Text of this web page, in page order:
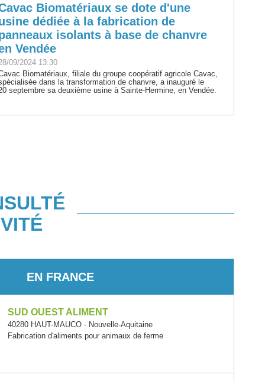
Biomatériaux se dote d'une
dédiée à la fabrication de
isolants à base de chanvre
Vendée
09/2024 13:30
Biomatériaux, filiale du groupe coopératif agricole Cavac,
dans la transformation de chanvre, a inauguré le
septembre sa deuxième usine à Sainte-Hermine, en Vendée.
EN FRANCE
SUD OUEST ALIMENT
40280 HAUT-MAUCO - Nouvelle-Aquitaine
Fabrication d'aliments pour animaux de ferme